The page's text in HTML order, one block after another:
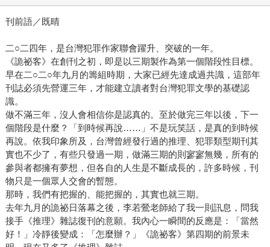
刊前語／既晴
二○二四年，是台灣犯罪作家聯會躍升、突破的一年。
《詭祕客》在創刊之初，即是以三期製作為第一個階段性目標。
早在二○二○年九月的籌組時期，大家已經先達成過共識，這部年
刊誌必須先營運三年，才能建立讀者對台灣犯罪文學的基礎認
識。
做不滿三年，沒人會相信你是認真的。至於做完三年以後，下一
個階段是什麼？「到時候再說……」不是玩笑話，是真的到時候
再說。依我印象所及，台灣曾經發行過的推理、犯罪類型期刊其
實也不少了，有些只發過一期，做滿三期的則寥寥無幾，所有的
參與者都擁有夢想，但各自的人生是不斷成長的，許多時候，刊
物只是一個眾人交會的暫態。
那時，我們有把握的、能把握的，其實也就三期。
去年九月的詭祕日落幕之後，李若鶯老師給了我一則訊息，問我
接手《推理》雜誌復刊的意願。我內心一瞬間的反應是：「當然
好！」冷靜後變成：「怎麼辦？」《詭祕客》第四期的前景未